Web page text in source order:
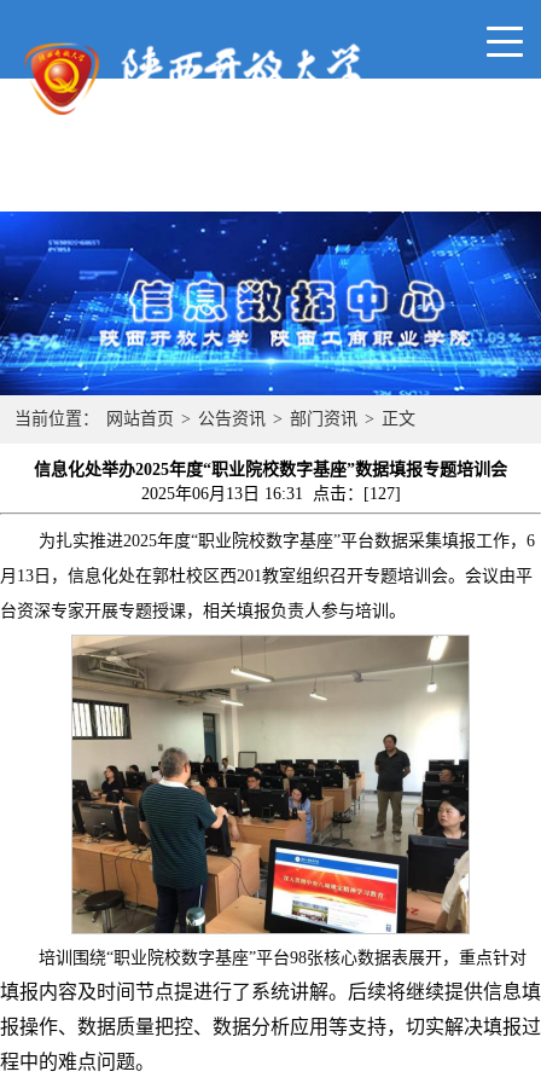
当前位置： 网站首页 > 公告资讯 > 部门资讯 > 正文
信息化处举办2025年度“职业院校数字基座”数据填报专题培训会
2025年06月13日 16:31 点击：[127]
为扎实推进2025年度“职业院校数字基座”平台数据采集填报工作，6
月13日，信息化处在郭杜校区西201教室组织召开专题培训会。会议由平
台资深专家开展专题授课，相关填报负责人参与培训。
培训围绕“职业院校数字基座”平台98张核心数据表展开，重点针对
填报内容及时间节点提进行了系统讲解。后续将继续提供信息填
报操作、数据质量把控、数据分析应用等支持，切实解决填报过
程中的难点问题。